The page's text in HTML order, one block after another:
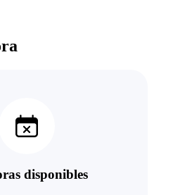
disponibles